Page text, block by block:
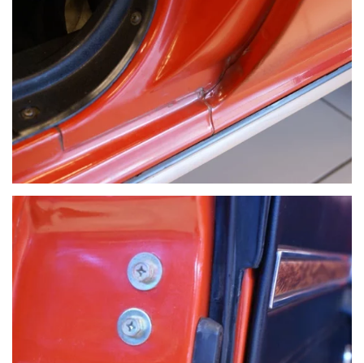
VOIR PLUS